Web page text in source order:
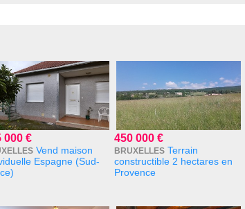
000 €
Vend maison
Espagne (Sud-
450 000 €
BRUXELLES Terrain
constructible 2 hectares en
Provence